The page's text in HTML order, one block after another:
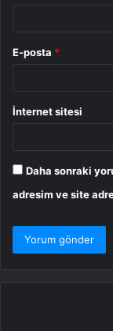
E-posta *
İnternet sitesi
Daha sonraki
adresim ve site